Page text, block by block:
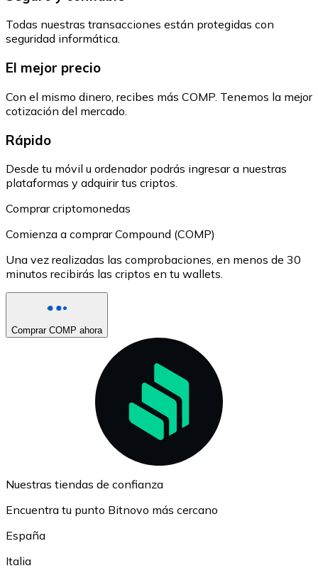
Todas nuestras transacciones están protegidas con
seguridad informática.
El mejor precio
Con el mismo dinero, recibes más COMP. Tenemos la mejor
cotización del mercado.
Rápido
Desde tu móvil u ordenador podrás ingresar a nuestras
plataformas y adquirir tus criptos.
Comprar criptomonedas
Comienza a comprar Compound (COMP)
Una vez realizadas las comprobaciones, en menos de 30
minutos recibirás las criptos en tu wallets.
Comprar COMP ahora
Nuestras tiendas de confianza
Encuentra tu punto Bitnovo más cercano
España
Italia